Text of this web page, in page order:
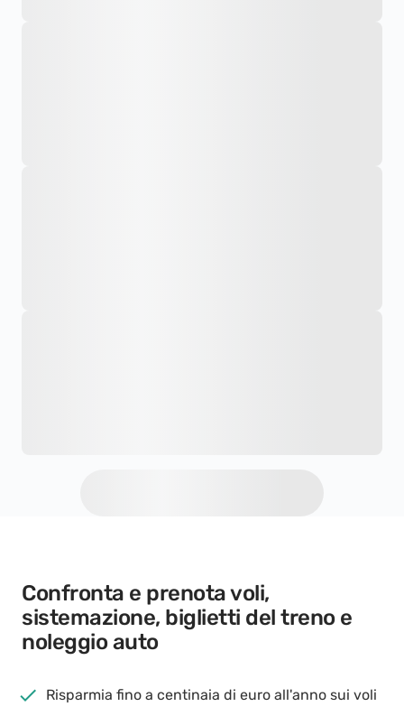
Confronta e prenota voli,
sistemazione, biglietti del treno e
noleggio auto
Risparmia fino a centinaia di euro all'anno sui voli